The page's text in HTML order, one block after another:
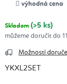
výhodná cena
Skladom (>5 ks)
Možnosti
YKXL2SET